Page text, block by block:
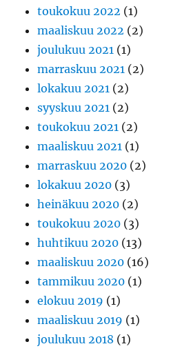
toukokuu 2022 (1)
maaliskuu 2022 (2)
joulukuu 2021 (1)
marraskuu 2021 (2)
lokakuu 2021 (2)
syyskuu 2021 (2)
toukokuu 2021 (2)
maaliskuu 2021 (1)
marraskuu 2020 (2)
lokakuu 2020 (3)
heinäkuu 2020 (2)
toukokuu 2020 (3)
huhtikuu 2020 (13)
maaliskuu 2020 (16)
tammikuu 2020 (1)
elokuu 2019 (1)
maaliskuu 2019 (1)
joulukuu 2018 (1)